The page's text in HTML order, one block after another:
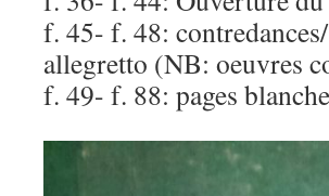
f. 45- f. 48:
allegretto (NB: oeuvres
f. 49- f. 88: pages